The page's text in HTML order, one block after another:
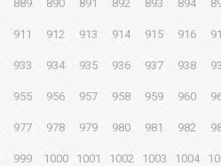
889 890 891 892 893 894
911 912 913 914 915 916
933 934 935 936 937 938
955 956 957 958 959 960
977 978 979 980 981 982
999 1000 1001 1002 1003 1004